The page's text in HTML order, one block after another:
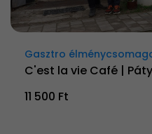
Gasztro
C'est la vie Café | Páty
11 500 Ft